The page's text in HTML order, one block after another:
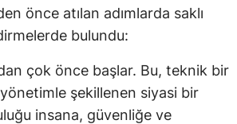
önce atılan adımlarda saklı
bulundu:
çok önce başlar. Bu, teknik bir
şekillenen siyasi bir
insana, güvenliğe ve